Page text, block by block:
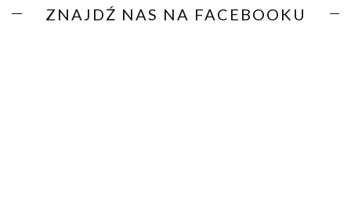
ZNAJDŹ NAS NA FACEBOOKU